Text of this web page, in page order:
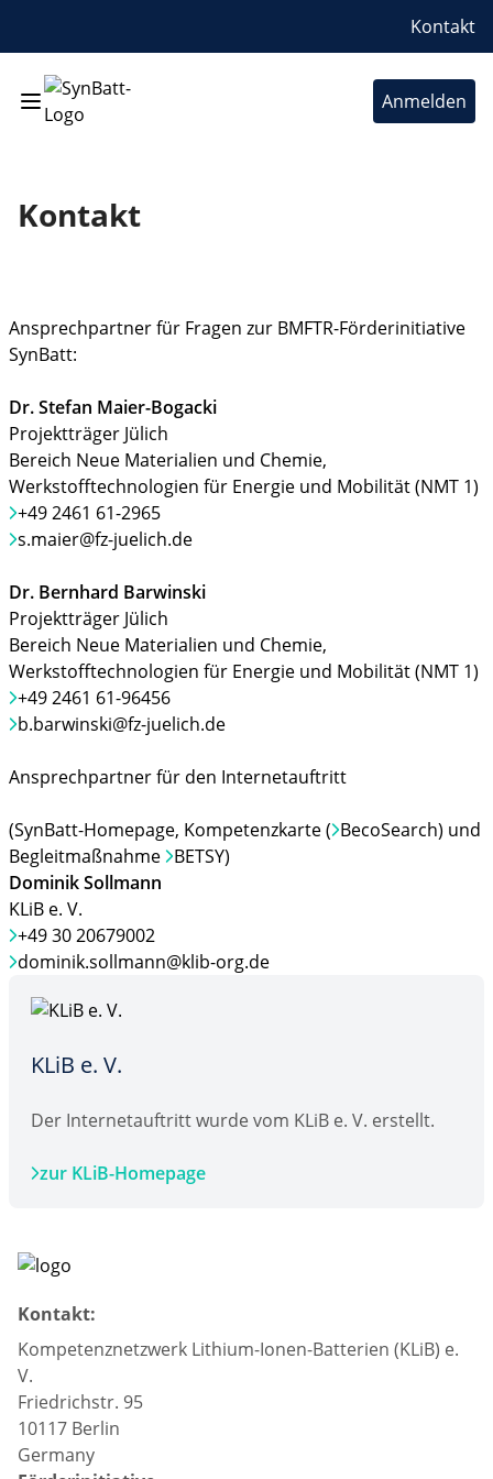
Kontakt
Anmelden
Kontakt
Ansprechpartner für Fragen zur BMFTR-Förderinitiative
SynBatt:
Dr. Stefan Maier-Bogacki
Projektträger Jülich
Bereich Neue Materialien und Chemie,
Werkstofftechnologien für Energie und Mobilität (NMT 1)
+49 2461 61-2965
s.maier@fz-juelich.de
Dr. Bernhard Barwinski
Projektträger Jülich
Bereich Neue Materialien und Chemie,
Werkstofftechnologien für Energie und Mobilität (NMT 1)
+49 2461 61-96456
b.barwinski@fz-juelich.de
Ansprechpartner für den Internetauftritt
(SynBatt-Homepage, Kompetenzkarte ( BecoSearch) und
Begleitmaßnahme BETSY)
Dominik Sollmann
KLiB e. V.
+49 30 20679002
dominik.sollmann@klib-org.de
KLiB e. V.
Der Internetauftritt wurde vom KLiB e. V. erstellt.
zur KLiB-Homepage
Kontakt:
Kompetenznetzwerk Lithium-Ionen-Batterien (KLiB) e.
V.
Friedrichstr. 95
10117 Berlin
Germany